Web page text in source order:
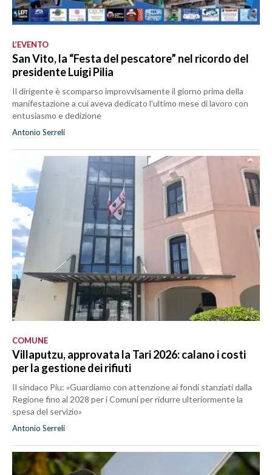
L’EVENTO
San Vito, la “Festa del pescatore” nel ricordo del
presidente Luigi Pilia
Il dirigente è scomparso improvvisamente il giorno prima della
manifestazione a cui aveva dedicato l'ultimo mese di lavoro con
entusiasmo e dedizione
Antonio Serreli
COMUNE
Villaputzu, approvata la Tari 2026: calano i costi
per la gestione dei rifiuti
Il sindaco Piu: «Guardiamo con attenzione ai fondi stanziati dalla
Regione fino al 2028 per i Comuni per ridurre ulteriormente la
spesa del servizio»
Antonio Serreli